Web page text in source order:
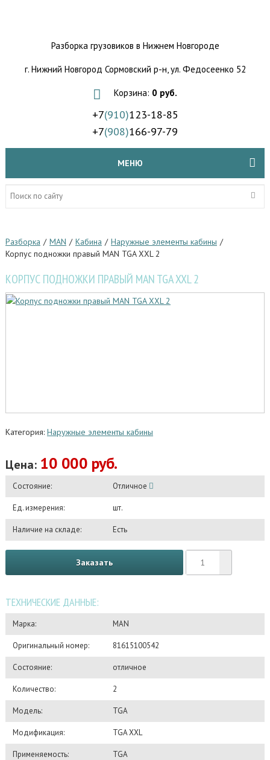
Разборка грузовиков в Нижнем Новгороде
г. Нижний Новгород Сормовский р-н,ул. Федосеенко 52
Корзина: 0 руб.
+7(910)123-18-85
+7(908)166-97-79
МЕНЮ
Разборка / MAN / Кабина / Наружные элементы кабины /
Корпус подножки правый MAN TGA XXL 2
КОРПУС ПОДНОЖКИ ПРАВЫЙ MAN TGA XXL 2
Категория: Наружные элементы кабины
Цена: 10 000 руб.
Состояние: Отличное
Ед. измерения: шт.
Наличие на складе: Есть
Заказать
ТЕХНИЧЕСКИЕ ДАННЫЕ:
Марка: MAN
Оригинальный номер: 81615100542
Состояние: отличное
Количество: 2
Модель: TGA
Модификация: TGA XXL
Применяемость: TGA